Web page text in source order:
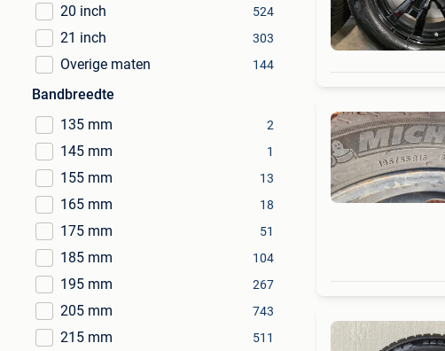
20 inch 524
21 inch 303
Overige maten 144
Bandbreedte
135 mm
2
145 mm 1
155 mm 13
165 mm 18
175 mm 51
185 mm 104
195 mm 267
205 mm 743
215 mm 511